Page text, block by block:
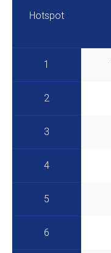
Hotspot
1
2
3
4
5
6